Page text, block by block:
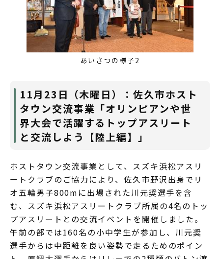
あいさつの様子2
11月23日（木曜日）：佐久市ホスト
タウン交流事業「オリンピアンや世
界大会で活躍するトップアスリート
と交流しよう【陸上編】」
ホストタウン交流事業として、スズキ浜松アスリ
ートクラブのご協力により、佐久市野沢出身でリ
オ五輪男子800mに出場された川元奨選手を含
む、スズキ浜松アスリートクラブ所属の4名のトッ
プアスリートとの交流イベントを開催しました。
午前の部では160名の小中学生が参加し、川元奨
選手からは中距離を良い姿勢で走るためのポイン